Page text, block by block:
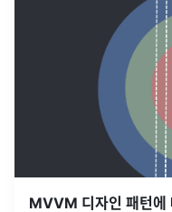
MVVM 디자인 패턴에